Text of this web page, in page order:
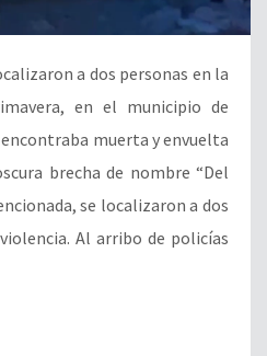
a dos personas en la
en el municipio de
muerta y envuelta
brecha de nombre “Del
se localizaron a dos
Al arribo de policías